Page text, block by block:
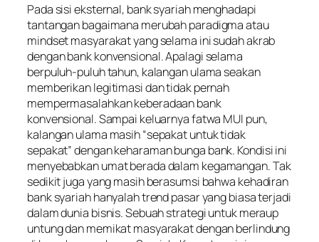
Pada sisi eksternal, bank syariah menghadapi
tantangan bagaimana merubah paradigma atau
mindset masyarakat yang selama ini sudah akrab
dengan bank konvensional. Apalagi selama
berpuluh-puluh tahun, kalangan ulama seakan
memberikan legitimasi dan tidak pernah
mempermasalahkan keberadaan bank
konvensional. Sampai keluarnya fatwa MUI pun,
kalangan ulama masih “sepakat untuk tidak
sepakat” dengan keharaman bunga bank. Kondisi ini
menyebabkan umat berada dalam kegamangan. Tak
sedikit juga yang masih berasumsi bahwa kehadiran
bank syariah hanyalah trend pasar yang biasa terjadi
dalam dunia bisnis. Sebuah strategi untuk meraup
untung dan memikat masyarakat dengan berlindung